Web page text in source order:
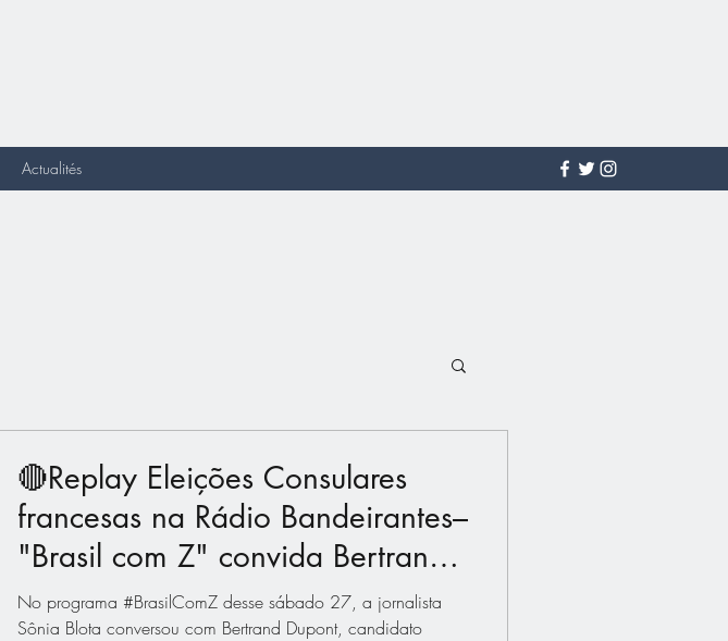
Actualités
🔴Replay Eleições Consulares
francesas na Rádio Bandeirantes–
"Brasil com Z" convida Bertrand
Dupont
No programa #BrasilComZ desse sábado 27, a jornalista
Sônia Blota conversou com Bertrand Dupont, candidato